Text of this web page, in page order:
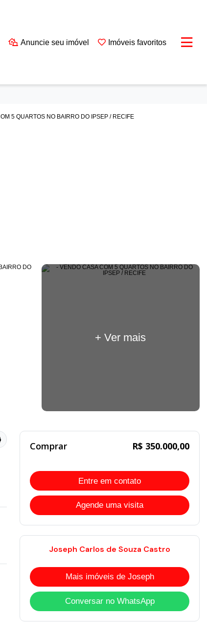
Anuncie seu imóvel Imóveis favoritos
+ Ver mais
Comprar R$ 350.000,00
Entre em contato
Agende uma visita
Joseph Carlos de Souza Castro
Mais imóveis de Joseph
Conversar no WhatsApp